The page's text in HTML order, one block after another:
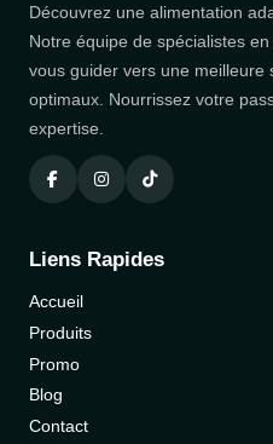
Découvrez une alimentation
Notre équipe de spécialistes
vous guider vers une meilleure
optimaux. Nourrissez votre
expertise.
Liens Rapides
Accueil
Produits
Promo
Blog
Contact